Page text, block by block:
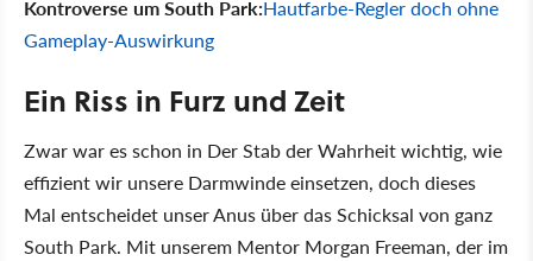
Kontroverse um South Park:Hautfarbe-Regler doch ohne
Gameplay-Auswirkung
Ein Riss in Furz und Zeit
Zwar war es schon in Der Stab der Wahrheit wichtig, wie
effizient wir unsere Darmwinde einsetzen, doch dieses
Mal entscheidet unser Anus über das Schicksal von ganz
South Park. Mit unserem Mentor Morgan Freeman, der im